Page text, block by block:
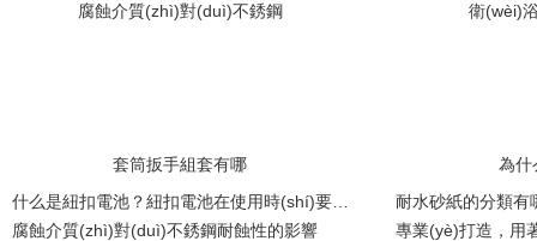
衛(wèi)
為什
腐蝕介質(zhì)對(duì)不銹鋼
套筒扳手組套有哪
腐蝕介質(zhì)對(duì)不銹鋼耐蝕性的影響